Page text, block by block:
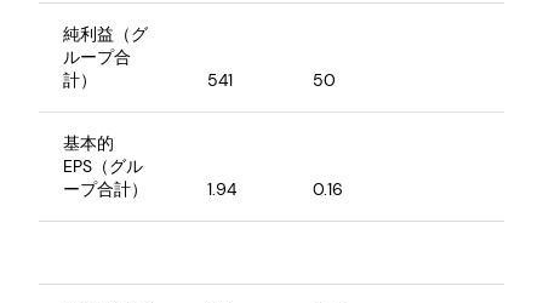
純利益（グ
ループ合
計）
541 50
基本的
EPS（グル
ープ合計）
1.94 0.16